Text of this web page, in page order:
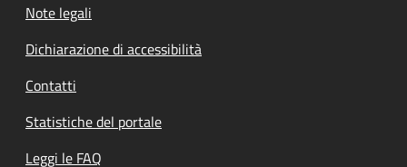
Note legali
Dichiarazione di accessibilità
Contatti
Statistiche del portale
Leggi le FAQ